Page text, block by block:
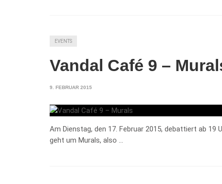
EVENTS
Vandal Café 9 –
9. FEBRUAR 2015
Am Dienstag, den 17. Februar 2015, debattiert ab 19
geht um Murals, also …